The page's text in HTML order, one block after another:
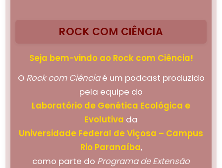
ROCK COM CIÊNCIA
Seja bem-vindo ao Rock com Ciência!
O Rock com Ciênciaé um podcast produzido
pela equipe do
Laboratório de Genética Ecológica e
Evolutiva da
Universidade Federal de Viçosa – Campus
Rio Paranaíba,
como parte do Programa de Extensão